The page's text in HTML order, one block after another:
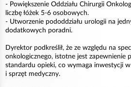
- Powiększenie Oddziału Chirurgii
liczbę łóżek 5-6 osobowych.
- Utworzenie pododdziału urologii na
dodatkowych poradni.
Dyrektor podkreślił, że ze względu na
onkologicznego, istotne jest zapewnienie
standardu opieki, co wymaga inwestycji
i sprzęt medyczny.